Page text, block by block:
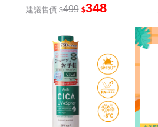
建議售價 $499 $348